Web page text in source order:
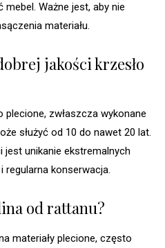
mebel. Ważne jest, aby nie
materiału.
jakości krzesło
plecione, zwłaszcza wykonane
służyć od 10 do nawet 20 lat.
jest unikanie ekstremalnych
konserwacja.
od rattanu?
materiały plecione, często